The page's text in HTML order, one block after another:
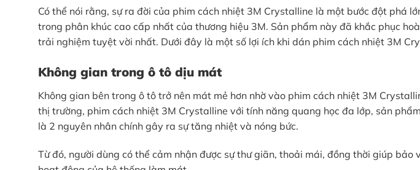
Có thể nói rằng, sự ra đời của phim cách nhiệt 3M Crystalline là một bước đột
trong phân khúc cao cấp nhất của thương hiệu 3M. Sản phẩm này đã khắc phục
trải nghiệm tuyệt vời nhất. Dưới đây là một số lợi ích khi dán phim cách nhiệt 3M
Không gian trong ô tô dịu mát
Không gian bên trong ô tô trở nên mát mẻ hơn nhờ vào phim cách nhiệt 3M
thị trường, phim cách nhiệt 3M Crystalline với tính năng quang học đa lớp, sản
là 2 nguyên nhân chính gây ra sự tăng nhiệt và nóng bức.
Từ đó, người dùng có thể cảm nhận được sự thư giãn, thoải mái, đồng thời giúp